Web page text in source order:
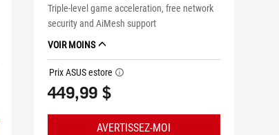
Triple-level game acceleration, free network
security and AiMesh support
VOIR MOINS
Prix ASUS estore tooltip
449,99 $
AVERTISSEZ-MOI